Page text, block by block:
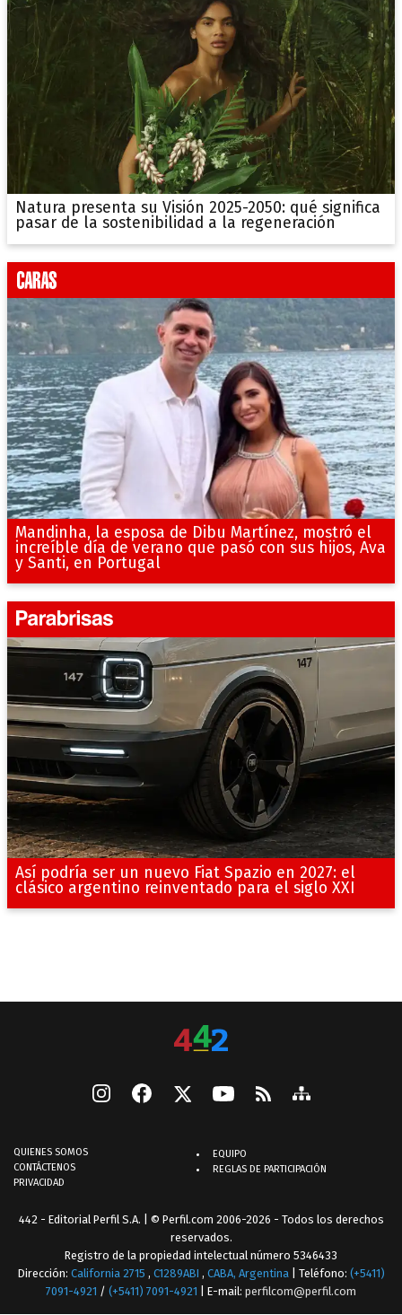
Natura presenta su Visión 2025-2050: qué significa
pasar de la sostenibilidad a la regeneración
Mandinha, la esposa de Dibu Martínez, mostró el
increíble día de verano que pasó con sus hijos, Ava
y Santi, en Portugal
Así podría ser un nuevo Fiat Spazio en 2027: el
clásico argentino reinventado para el siglo XXI
QUIENES SOMOS
CONTÁCTENOS
PRIVACIDAD
EQUIPO
REGLAS DE PARTICIPACIÓN
442 - Editorial Perfil S.A. | © Perfil.com 2006-2026 - Todos los derechos
reservados.
Registro de la propiedad intelectual número 5346433
Dirección: California 2715 , C1289ABI , CABA, Argentina | Teléfono: (+5411)
7091-4921 / (+5411) 7091-4921 | E-mail: perfilcom@perfil.com